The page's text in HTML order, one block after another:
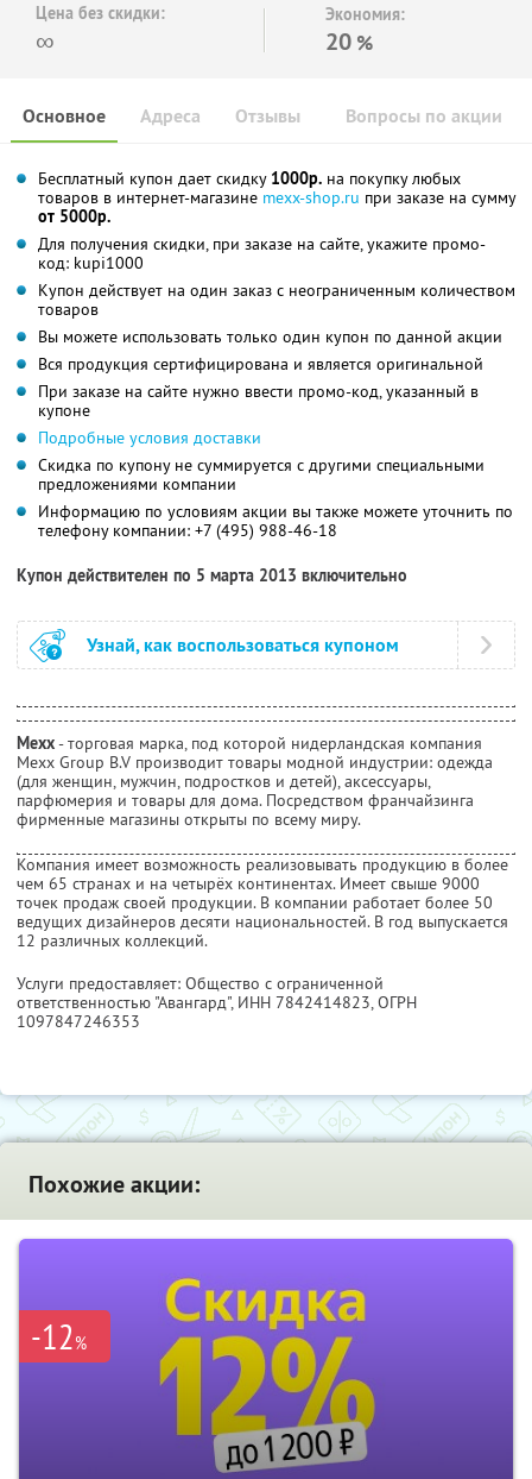
Цена без скидки:
∞
Экономия:
20 %
Основное Отзывы Вопросы по акции
Адреса
Бесплатный купон дает скидку 1000р. на покупку любых
товаров в интернет-магазине mexx-shop.ru при заказе на сумму
от 5000р.
Для получения скидки, при заказе на сайте, укажите промо-
код: kupi1000
Купон действует на один заказ с неограниченным количеством
товаров
Вы можете использовать только один купон по данной акции
Вся продукция сертифицирована и является оригинальной
При заказе на сайте нужно ввести промо-код, указанный в
купоне
Подробные условия доставки
Скидка по купону не суммируется с другими специальными
предложениями компании
Информацию по условиям акции вы также можете уточнить по
телефону компании: +7 (495) 988-46-18
Купон действителен по 5 марта 2013 включительно
Узнай, как воспользоваться купоном
Mexx- торговая марка, под которой нидерландская компания
Mexx Group B.V производит товары модной индустрии: одежда
(для женщин, мужчин, подростков и детей), аксессуары,
парфюмерия и товары для дома. Посредством франчайзинга
фирменные магазины открыты по всему миру.
Компания имеет возможность реализовывать продукцию в более
чем 65 странах и на четырёх континентах. Имеет свыше 9000
точек продаж своей продукции. В компании работает более 50
ведущих дизайнеров десяти национальностей. В год выпускается
12 различных коллекций.
Услуги предоставляет: Общество с ограниченной
ответственностью "Авангард", ИНН 7842414823, ОГРН
1097847246353
Похожие акции:
-12%